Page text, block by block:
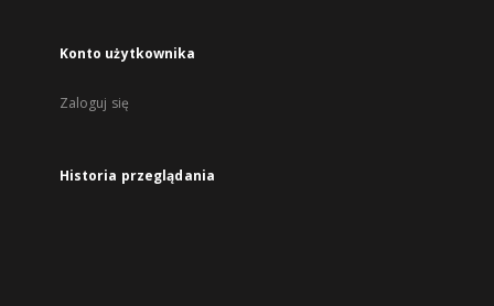
Konto użytkownika
Zaloguj się
Historia przeglądania